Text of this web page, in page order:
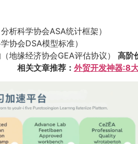
析科学协会ASA统计框架）
协会DSA模型标准）
地缘经济协会GEA评估协议） 高阶
相关文章推荐： 外贸开发神器:8